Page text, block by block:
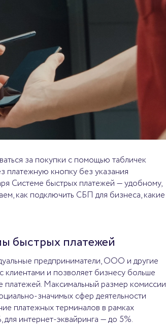
за покупки с помощью табличек
платежную кнопку без указания
Системе быстрых платежей — удобному,
как подключить СБП для бизнеса, какие
быстрых платежей
предприниматели, ООО и другие
клиентами и позволяет бизнесу больше
платежей. Максимальный размер комиссии
значимых сфер деятельности
платежных терминалов в рамках
для интернет-эквайринга — до 5%.